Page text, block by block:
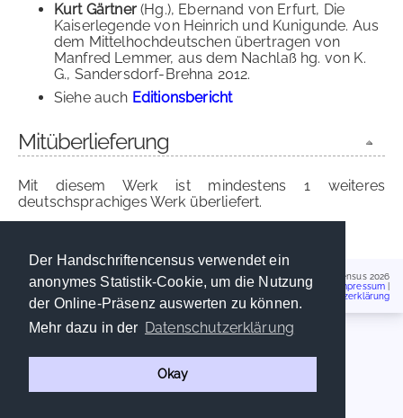
Der Handschriftencensus verwendet ein
anonymes Statistik-Cookie, um die Nutzung
der Online-Präsenz auswerten zu können.
Mehr dazu in der Datenschutzerklärung
Okay
Kurt Gärtner(Hg.), Ebernand von Erfurt, Die
Kaiserlegende von Heinrich und Kunigunde. Aus
dem Mittelhochdeutschen übertragen von
Manfred Lemmer, aus dem Nachlaß hg. von K.
G., Sandersdorf-Brehna 2012.
Siehe auch Editionsbericht
Mitüberlieferung
Mit diesem Werk ist mindestens 1 weiteres
deutschsprachiges Werk überliefert.
Handschriftencensus 2026
Impressum
Datenschutzerklärung